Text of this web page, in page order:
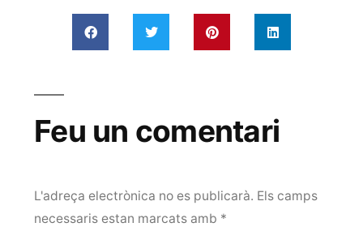
Feu un comentari
L'adreça electrònica no es publicarà. Els camps
necessaris estan marcats amb *